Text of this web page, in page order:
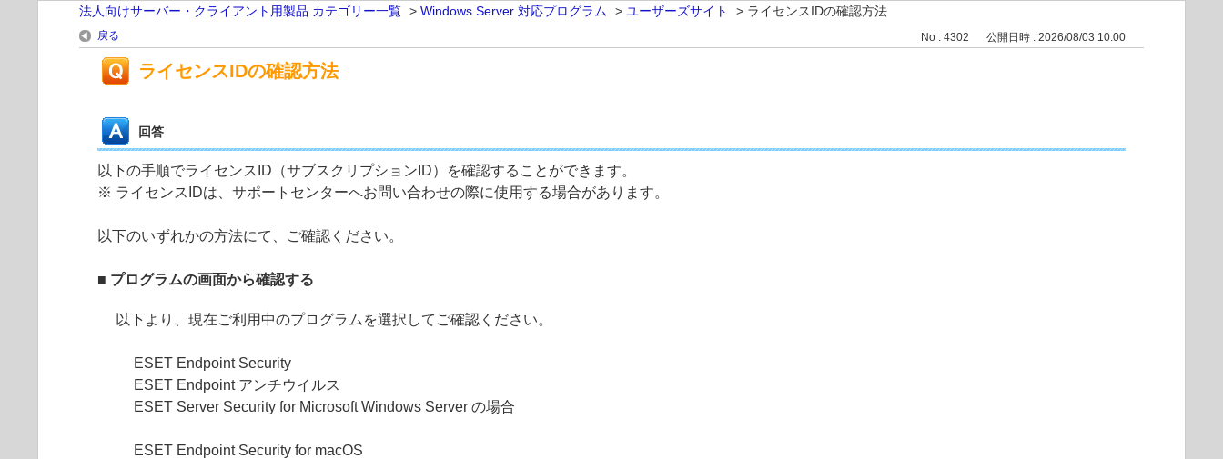
法人向けサーバー・クライアント用製品 カテゴリー一覧 > Windows Server 対応プログラム > ユーザーズサイト > ライセンスIDの確認方法
戻る No : 4302 公開日時 : 2026/08/03 10:00
ライセンスIDの確認方法
回答
以下の手順でライセンスID（サブスクリプションID）を確認することができます。
※ ライセンスIDは、サポートセンターへお問い合わせの際に使用する場合があります。
以下のいずれかの方法にて、ご確認ください。
■ プログラムの画面から確認する
以下より、現在ご利用中のプログラムを選択してご確認ください。
ESET Endpoint Security
ESET Endpoint アンチウイルス
ESET Server Security for Microsoft Windows Server の場合
ESET Endpoint Security for macOS